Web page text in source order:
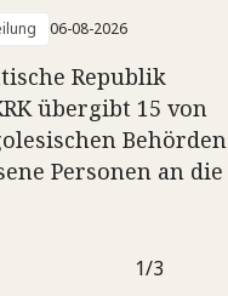
06-08-2026
Republik
übergibt 15 von
Behörden
Personen an die
1von3
1/3